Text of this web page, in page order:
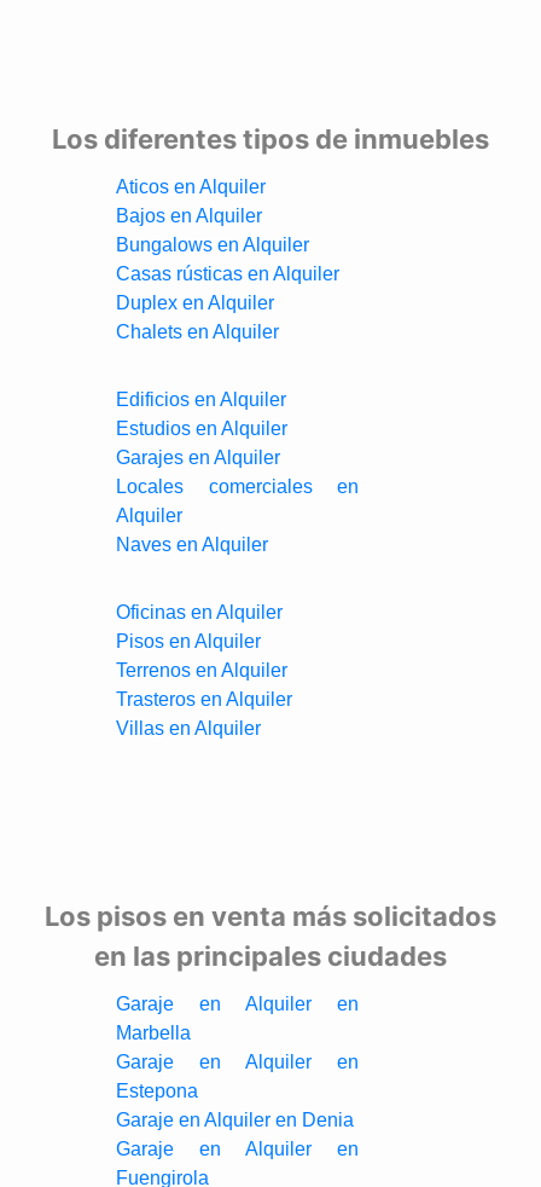
Los diferentes tipos de inmuebles
Aticos en Alquiler
Bajos en Alquiler
Bungalows en Alquiler
Casas rústicas en Alquiler
Duplex en Alquiler
Chalets en Alquiler
Edificios en Alquiler
Estudios en Alquiler
Garajes en Alquiler
Locales comerciales en
Alquiler
Naves en Alquiler
Oficinas en Alquiler
Pisos en Alquiler
Terrenos en Alquiler
Trasteros en Alquiler
Villas en Alquiler
Los pisos en venta más solicitados
en las principales ciudades
Garaje en Alquiler en
Marbella
Garaje en Alquiler en
Estepona
Garaje en Alquiler en Denia
Garaje en Alquiler en
Fuengirola